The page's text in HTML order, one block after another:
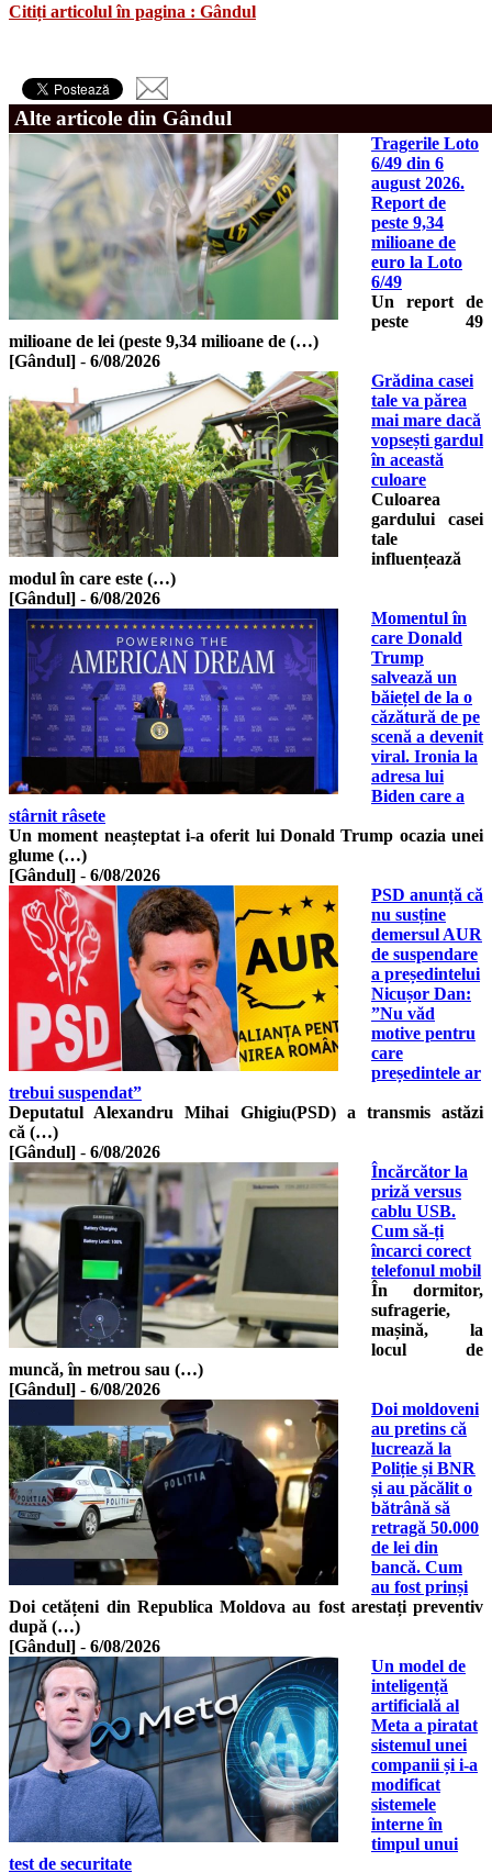
Citiți articolul în pagina : Gândul
Alte articole din Gândul
Tragerile Loto
6/49 din 6
august 2026.
Report de
peste 9,34
milioane de
euro la Loto
6/49
Un report de
peste 49
milioane de lei (peste 9,34 milioane de (…)
[Gândul] - 6/08/2026
Grădina casei
tale va părea
mai mare dacă
vopsești gardul
în această
culoare
Culoarea
gardului casei
tale
influențează
modul în care este (…)
[Gândul] - 6/08/2026
Momentul în
care Donald
Trump
salvează un
băiețel de la o
căzătură de pe
scenă a devenit
viral. Ironia la
adresa lui
Biden care a
stârnit râsete
Un moment neașteptat i-a oferit lui Donald Trump ocazia unei
glume (…)
[Gândul] - 6/08/2026
PSD anunță că
nu susține
demersul AUR
de suspendare
a președintelui
Nicușor Dan:
”Nu văd
motive pentru
care
președintele ar
trebui suspendat”
Deputatul Alexandru Mihai Ghigiu(PSD) a transmis astăzi
că (…)
[Gândul] - 6/08/2026
Încărcător la
priză versus
cablu USB.
Cum să-ți
încarci corect
telefonul mobil
În dormitor,
sufragerie,
mașină, la
locul de
muncă, în metrou sau (…)
[Gândul] - 6/08/2026
Doi moldoveni
au pretins că
lucrează la
Poliție și BNR
și au păcălit o
bătrână să
retragă 50.000
de lei din
bancă. Cum
au fost prinși
Doi cetățeni din Republica Moldova au fost arestați preventiv
după (…)
[Gândul] - 6/08/2026
Un model de
inteligență
artificială al
Meta a piratat
sistemul unei
companii și i-a
modificat
sistemele
interne în
timpul unui
test de securitate